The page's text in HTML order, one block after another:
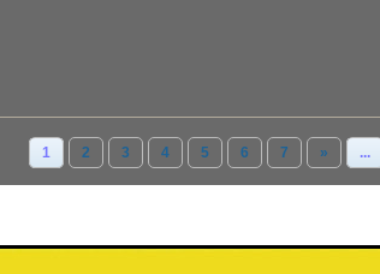
1 2 3 4 5 6 7 » ...